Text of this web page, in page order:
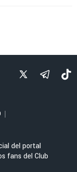
|
del portal
fans del Club